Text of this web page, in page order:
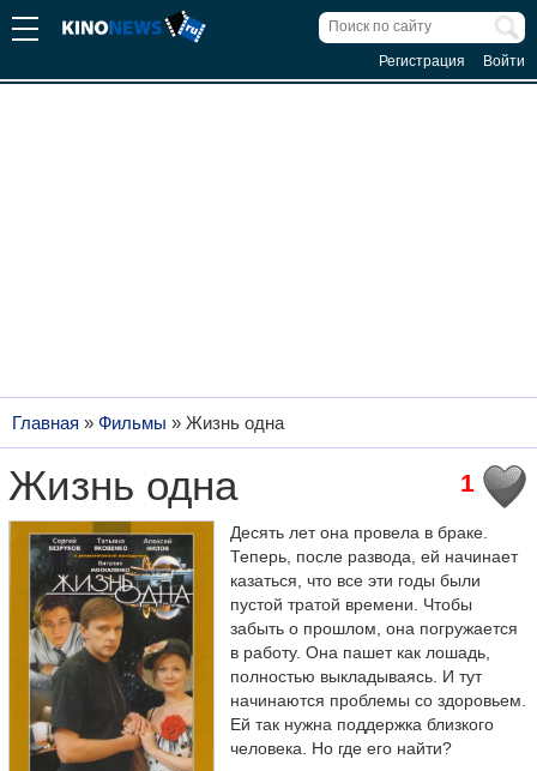
Регистрация Войти
Главная » Фильмы » Жизнь одна
1
Жизнь одна
Десять лет она провела в браке.
Теперь, после развода, ей начинает
казаться, что все эти годы были
пустой тратой времени. Чтобы
забыть о прошлом, она погружается
в работу. Она пашет как лошадь,
полностью выкладываясь. И тут
начинаются проблемы со здоровьем.
Ей так нужна поддержка близкого
человека. Но где его найти?